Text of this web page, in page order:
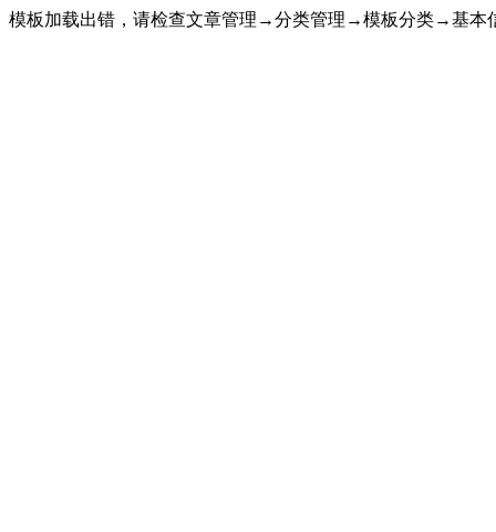
模板加载出错，请检查文章管理→分类管理→模板分类→基本